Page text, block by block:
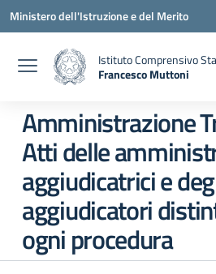
Vai ai contenuti
Vai al menu di navigazione
Vai al footer
Ministero dell'Istruzione e del Merito
Istituto Comprensivo
Francesco Muttoni
Amministrazione
Atti delle
aggiudicatrici e
aggiudicatori
ogni procedura